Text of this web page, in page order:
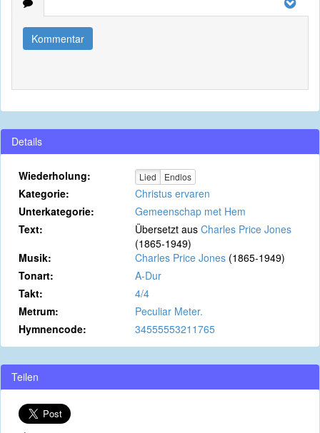
Kommentar
Details
Wiederholung: Lied Endlos
Kategorie:
Christus ervaren
Unterkategorie:
Gemeenschap met Hem
Text:
Übersetzt aus Charles Price Jones
(1865-1949)
Musik:
Charles Price Jones (1865-1949)
Tonart:
A-Dur
Takt:
4/4
Metrum:
Peculiar Meter.
Hymnencode:
34555553211765
Teilen